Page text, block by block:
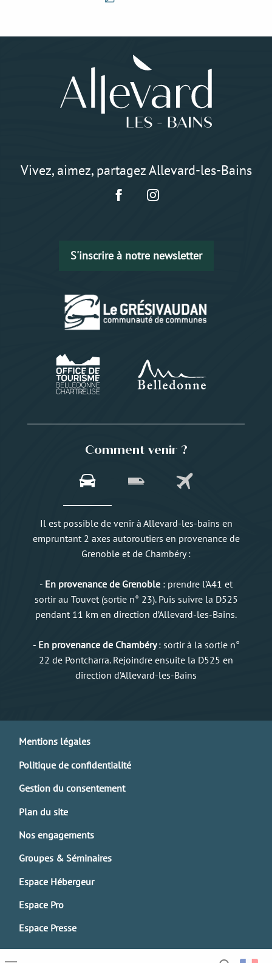
Vivez, aimez, partagez Allevard-les-Bains
S'inscrire à notre newsletter
Comment venir ?
Il est possible de venir à Allevard-les-bains en
empruntant 2 axes autoroutiers en provenance de
Grenoble et de Chambéry :
- En provenance de Grenoble : prendre l’A41 et
sortir au Touvet (sortie n° 23). Puis suivre la D525
pendant 11 km en direction d’Allevard-les-Bains.
- En provenance de Chambéry: sortir à la sortie n°
22 de Pontcharra. Rejoindre ensuite la D525 en
direction d’Allevard-les-Bains
Mentions légales
Politique de confidentialité
Gestion du consentement
Plan du site
Nos engagements
Groupes & Séminaires
Espace Hébergeur
Espace Pro
Espace Presse